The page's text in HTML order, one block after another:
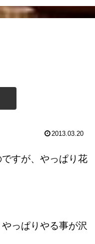
2013.03.20
すが、やっぱり花
っぱりやる事が沢